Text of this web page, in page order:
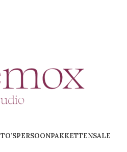
PERSOONPAKKETTENSALE